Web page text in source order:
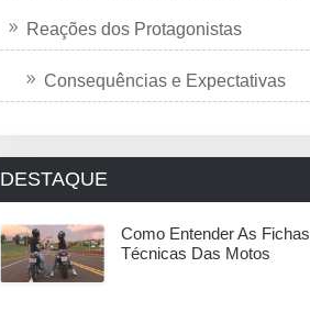
Reações dos Protagonistas
Consequências e Expectativas
DESTAQUE
Como Entender As Fichas
Técnicas Das Motos